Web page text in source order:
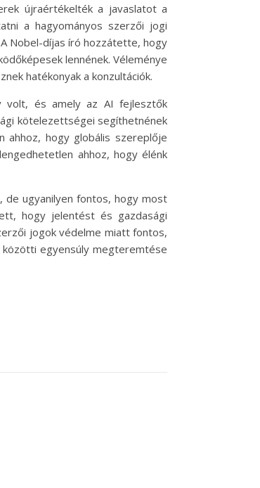
újraértékelték a javaslatot a
a hagyományos szerzői jogi
Nobel-díjas író hozzátette, hogy
lennének. Véleménye
hatékonyak a konzultációk.
volt, és amely az AI fejlesztők
kötelezettségei segíthetnének
ahhoz, hogy globális szereplője
ahhoz, hogy élénk
de ugyanilyen fontos, hogy most
hogy jelentést és gazdasági
jogok védelme miatt fontos,
közötti egyensúly megteremtése